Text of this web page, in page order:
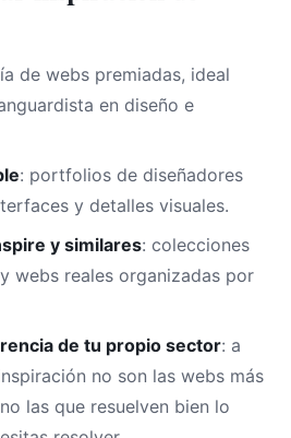
de webs premiadas, ideal
en diseño e
: portfolios de diseñadores
y detalles visuales.
y similares: colecciones
webs reales organizadas por
de tu propio sector: a
no son las webs más
las que resuelven bien lo